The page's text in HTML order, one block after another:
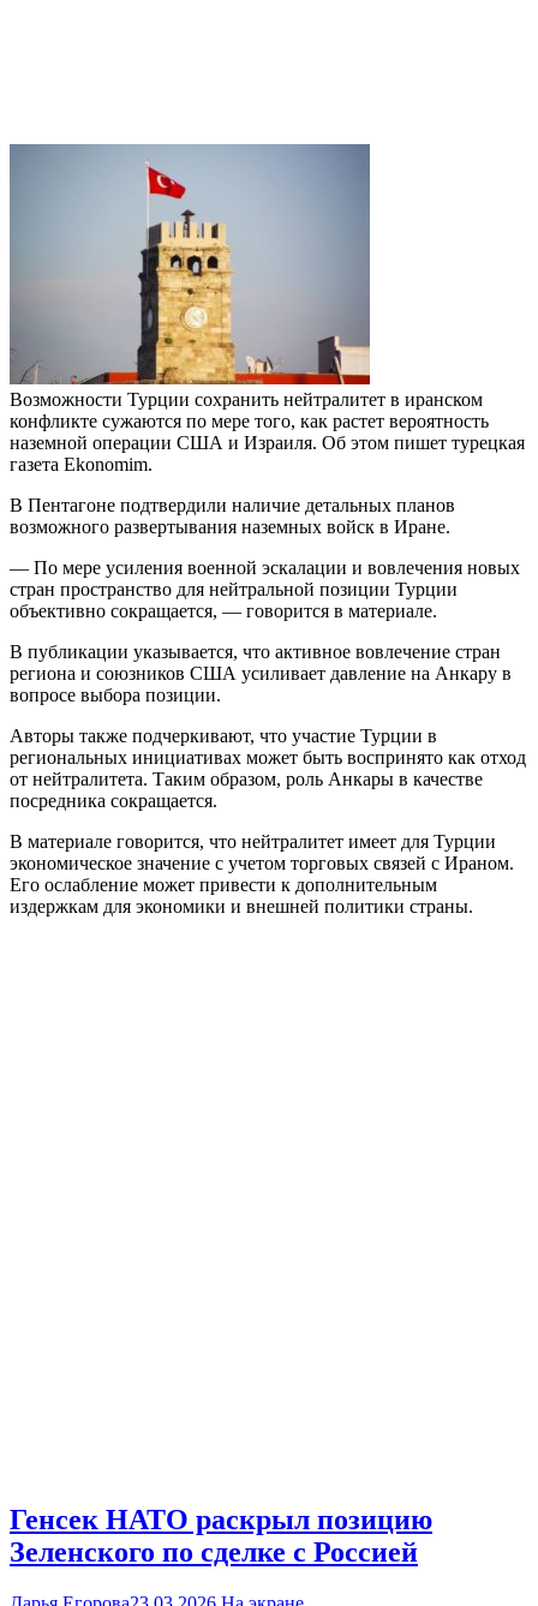
Возможности Турции сохранить нейтралитет в иранском
конфликте сужаются по мере того, как растет вероятность
наземной операции США и Израиля. Об этом пишет турецкая
газета Ekonomim.
В Пентагоне подтвердили наличие детальных планов
возможного развертывания наземных войск в Иране.
— По мере усиления военной эскалации и вовлечения новых
стран пространство для нейтральной позиции Турции
объективно сокращается, — говорится в материале.
В публикации указывается, что активное вовлечение стран
региона и союзников США усиливает давление на Анкару в
вопросе выбора позиции.
Авторы также подчеркивают, что участие Турции в
региональных инициативах может быть воспринято как отход
от нейтралитета. Таким образом, роль Анкары в качестве
посредника сокращается.
В материале говорится, что нейтралитет имеет для Турции
экономическое значение с учетом торговых связей с Ираном.
Его ослабление может привести к дополнительным
издержкам для экономики и внешней политики страны.
Генсек НАТО раскрыл позицию
Зеленского по сделке с Россией